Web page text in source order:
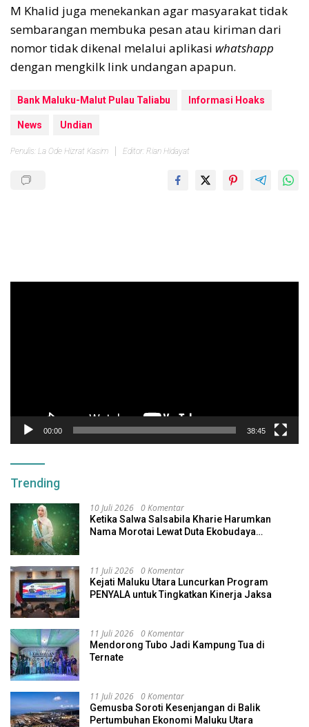
M Khalid juga menekankan agar masyarakat tidak
sembarangan membuka pesan atau kiriman dari
nomor tidak dikenal melalui aplikasi whatshapp
dengan mengkilk link undangan apapun.
Bank Maluku-Malut Pulau Taliabu Informasi Hoaks
News Undian
Penulis: La Ode Hizrat Kasim Editor: Rian Hidayat
00:00 38:45
Trending
10 Juli 2026 0 Komentar
Ketika Salwa Salsabila Kharie Harumkan
Nama Morotai Lewat Duta Ekobudaya
11 Juli 2026 0 Komentar
Kejati Maluku Utara Luncurkan Program
PENYALA untuk Tingkatkan Kinerja Jaksa
11 Juli 2026 0 Komentar
Mendorong Tubo Jadi Kampung Tua di
Ternate
11 Juli 2026 0 Komentar
Gemusba Soroti Kesenjangan di Balik
Pertumbuhan Ekonomi Maluku Utara